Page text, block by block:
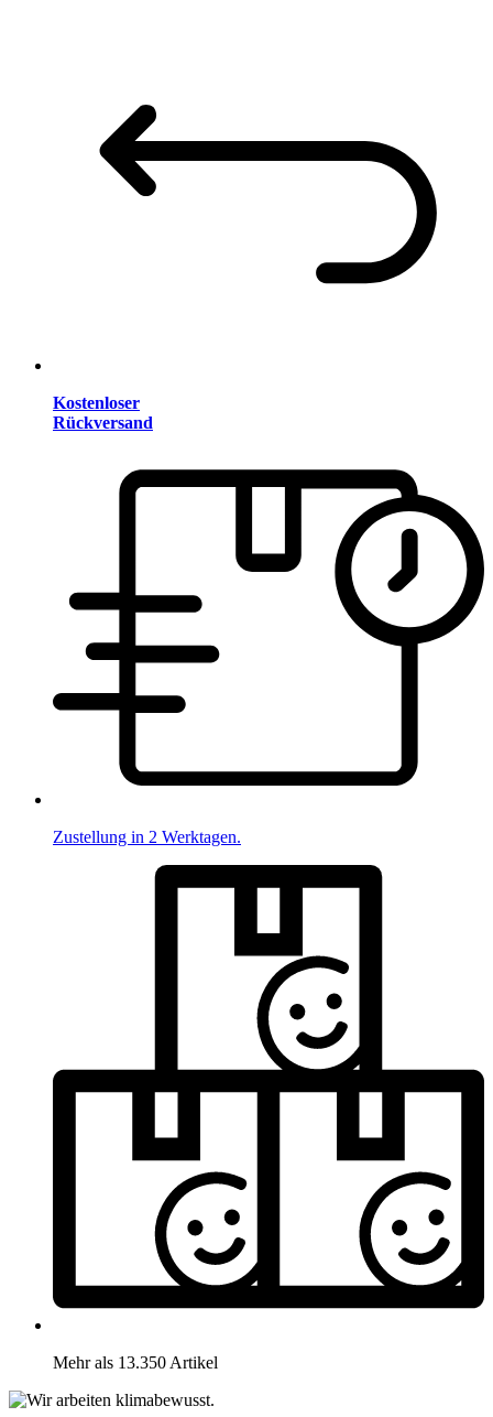
Kostenloser
Rückversand
Zustellung in 2 Werktagen.
Mehr als 13.350 Artikel